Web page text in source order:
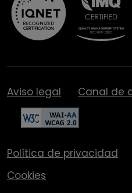
Aviso legal Canal de
Política de privacidad
Cookies